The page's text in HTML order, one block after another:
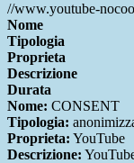
//www.youtube-
Nome
Tipologia
Proprieta
Descrizione
Durata
Nome: CONSENT
Tipologia:
Proprieta: YouTube
Descrizione: